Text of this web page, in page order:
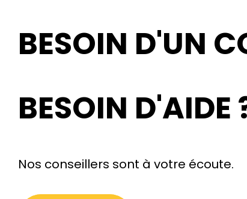
BESOIN D'UN
BESOIN D'AIDE
Nos conseillers sont à votre écoute.